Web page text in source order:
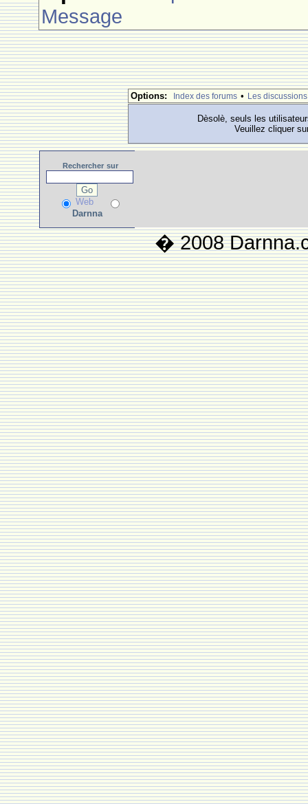
Message
Options: Index des forums • Les discussions
Dèsolè, seuls les
Veuillez cliquer
Rechercher sur
Web
Darnna
� 2008